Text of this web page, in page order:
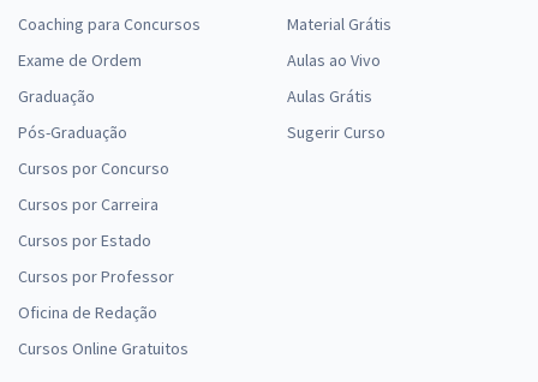
Coaching para Concursos
Exame de Ordem
Graduação
Pós-Graduação
Cursos por Concurso
Cursos por Carreira
Cursos por Estado
Cursos por Professor
Oficina de Redação
Cursos Online Gratuitos
Material Grátis
Aulas ao Vivo
Aulas Grátis
Sugerir Curso